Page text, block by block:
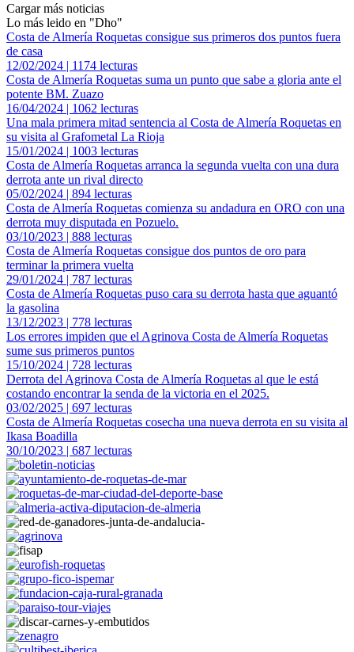
Cargar más noticias
Lo más leido en "Dho"
Costa de Almería Roquetas consigue sus primeros dos puntos fuera
de casa
12/02/2024 | 1174 lecturas
Costa de Almería Roquetas suma un punto que sabe a gloria ante el
potente BM. Zuazo
16/04/2024 | 1062 lecturas
Una mala primera mitad sentencia al Costa de Almería Roquetas en
su visita al Grafometal La Rioja
15/01/2024 | 1003 lecturas
Costa de Almería Roquetas arranca la segunda vuelta con una dura
derrota ante un rival directo
05/02/2024 | 894 lecturas
Costa de Almería Roquetas comienza su andadura en ORO con una
derrota muy disputada en Pozuelo.
03/10/2023 | 888 lecturas
Costa de Almería Roquetas consigue dos puntos de oro para
terminar la primera vuelta
29/01/2024 | 787 lecturas
Costa de Almería Roquetas puso cara su derrota hasta que aguantó
la gasolina
13/12/2023 | 778 lecturas
Los errores impiden que el Agrinova Costa de Almería Roquetas
sume sus primeros puntos
15/10/2024 | 728 lecturas
Derrota del Agrinova Costa de Almería Roquetas al que le está
costando encontrar la senda de la victoria en el 2025.
03/02/2025 | 697 lecturas
Costa de Almería Roquetas cosecha una nueva derrota en su visita al
Ikasa Boadilla
30/10/2023 | 687 lecturas